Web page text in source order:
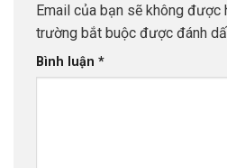
Email của bạn sẽ không được
trường bắt buộc được đánh
Bình luận *